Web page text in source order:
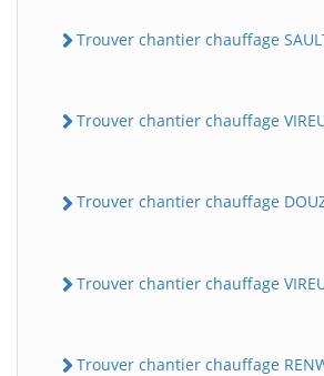
Trouver chantier chauffage
Trouver chantier chauffage
Trouver chantier chauffage
Trouver chantier chauffage
Trouver chantier chauffage